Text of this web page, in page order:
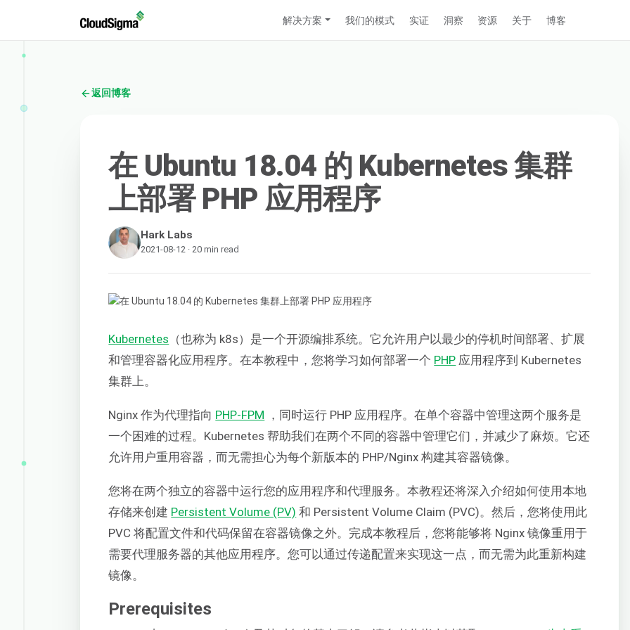
解决方案 我们的模式 实证 洞察 资源 关于 博客
返回博客
在 Ubuntu 18.04 的 Kubernetes 集群
上部署 PHP 应用程序
Hark Labs
2021-08-12 · 20 min read
Kubernetes （也称为 k8s）是一个开源编排系统。它允许用户以最少的停机时间部署、扩展
和管理容器化应用程序。在本教程中，您将学习如何部署一个 PHP 应用程序到 Kubernetes
集群上。
Nginx 作为代理指向 PHP-FPM ，同时运行 PHP 应用程序。在单个容器中管理这两个服务是
一个困难的过程。Kubernetes 帮助我们在两个不同的容器中管理它们，并减少了麻烦。它还
允许用户重用容器，而无需担心为每个新版本的 PHP/Nginx 构建其容器镜像。
您将在两个独立的容器中运行您的应用程序和代理服务。本教程还将深入介绍如何使用本地
存储来创建 Persistent Volume (PV) 和 Persistent Volume Claim (PVC)。然后，您将使用此
PVC 将配置文件和代码保留在容器镜像之外。完成本教程后，您将能够将 Nginx 镜像重用于
需要代理服务器的其他应用程序。您可以通过传递配置来实现这一点，而无需为此重新构建
镜像。
Prerequisites